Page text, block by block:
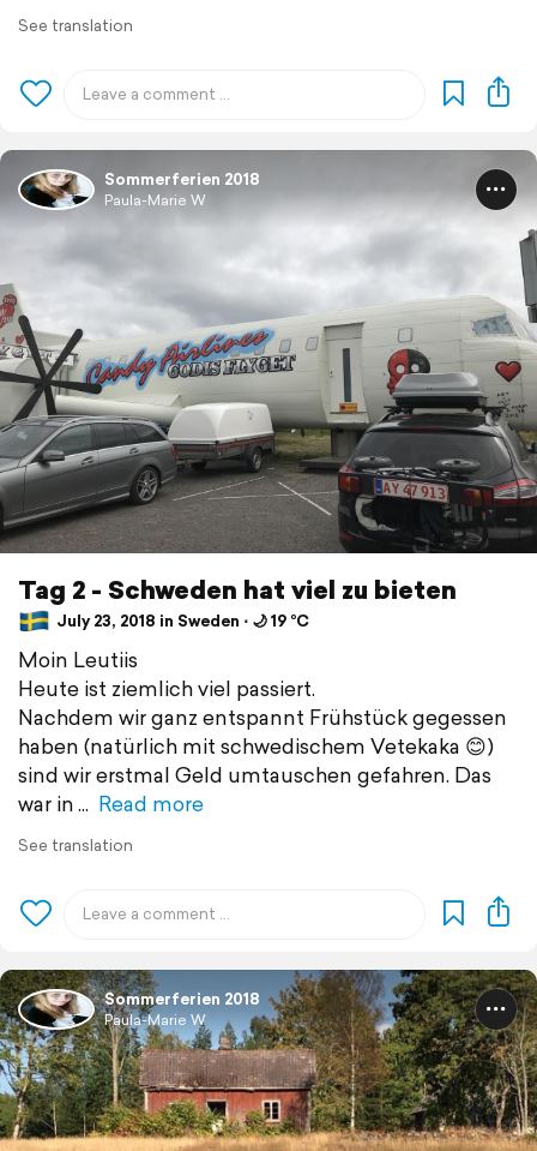
See translation
Sommerferien 2018
Paula-Marie W
Tag 2 - Schweden hat viel zu bieten
July 23, 2018 in Sweden ⋅ 🌙 19 °C
Moin Leutiis
Heute ist ziemlich viel passiert.
Nachdem wir ganz entspannt Frühstück gegessen
haben (natürlich mit schwedischem Vetekaka 😊)
sind wir erstmal Geld umtauschen gefahren. Das
war in
Read more
See translation
Sommerferien 2018
Paula-Marie W